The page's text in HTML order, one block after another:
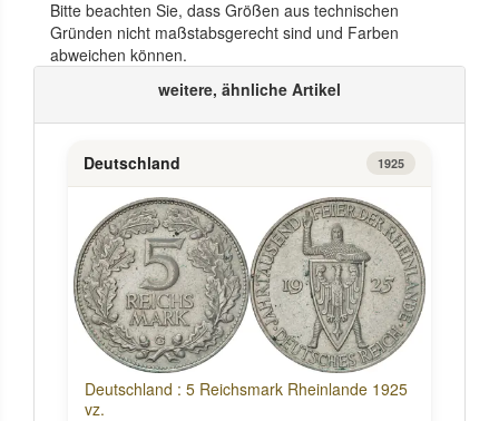
Bitte beachten Sie, dass Größen aus technischen
Gründen nicht maßstabsgerecht sind und Farben
abweichen können.
weitere, ähnliche Artikel
Deutschland 1925
Deutschland : 5 Reichsmark Rheinlande 1925
vz.